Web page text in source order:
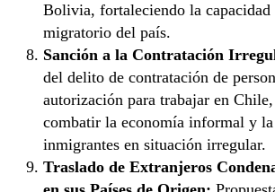
Bolivia, fortaleciendo la capacidad
migratorio del país.
Sanción a la Contratación
del delito de contratación de
autorización para trabajar en
combatir la economía informal y
inmigrantes en situación irregular.
Traslado de Extranjeros